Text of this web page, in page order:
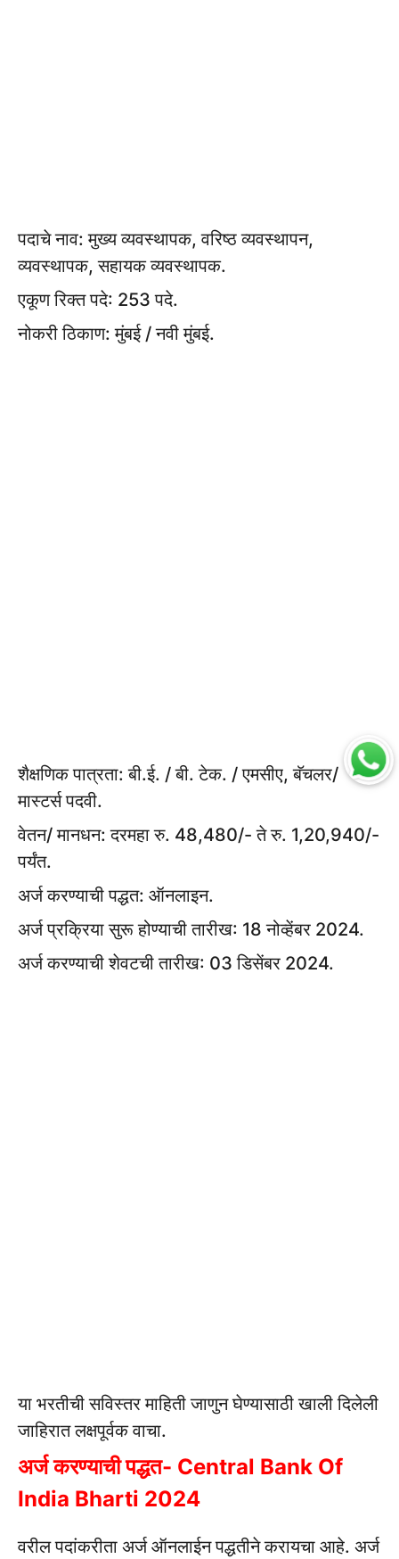
पदाचे नाव: मुख्य व्यवस्थापक, वरिष्ठ व्यवस्थापन,
व्यवस्थापक, सहायक व्यवस्थापक.
एकूण रिक्त पदे: 253 पदे.
नोकरी ठिकाण: मुंबई / नवी मुंबई.
शैक्षणिक पात्रता: बी.ई. / बी. टेक. / एमसीए, बॅचलर/
मास्टर्स पदवी.
वेतन/ मानधन: दरमहा रु. 48,480/- ते रु. 1,20,940/-
पर्यंत.
अर्ज करण्याची पद्धत: ऑनलाइन.
अर्ज प्रक्रिया सुरू होण्याची तारीख: 18 नोव्हेंबर 2024.
अर्ज करण्याची शेवटची तारीख: 03 डिसेंबर 2024.
या भरतीची सविस्तर माहिती जाणुन घेण्यासाठी खाली दिलेली
जाहिरात लक्षपूर्वक वाचा.
अर्ज करण्याची पद्धत- Central Bank Of
India Bharti 2024
वरील पदांकरीता अर्ज ऑनलाईन पद्धतीने करायचा आहे. अर्ज